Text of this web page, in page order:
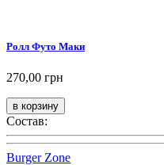
Ролл Футо Маки
270,00 грн
Состав:
Burger Zone